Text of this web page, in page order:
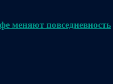
меняют повседневность